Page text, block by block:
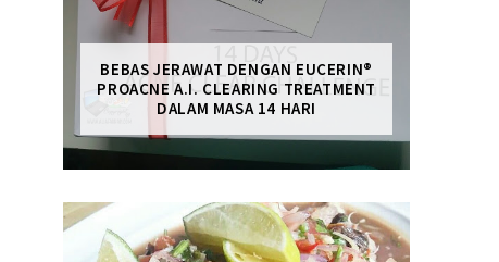
BEBAS JERAWAT DENGAN EUCERIN®
PROACNE A.I. CLEARING TREATMENT
DALAM MASA 14 HARI